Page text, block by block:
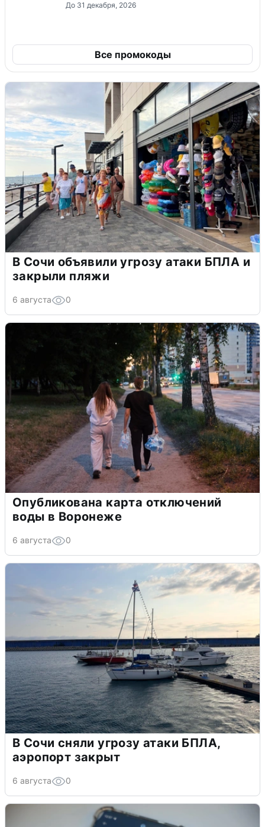
До 31 декабря, 2026
Все промокоды
В Сочи объявили угрозу атаки БПЛА и
закрыли пляжи
6 августа 0
Опубликована карта отключений
воды в Воронеже
6 августа 0
В Сочи сняли угрозу атаки БПЛА,
аэропорт закрыт
6 августа 0